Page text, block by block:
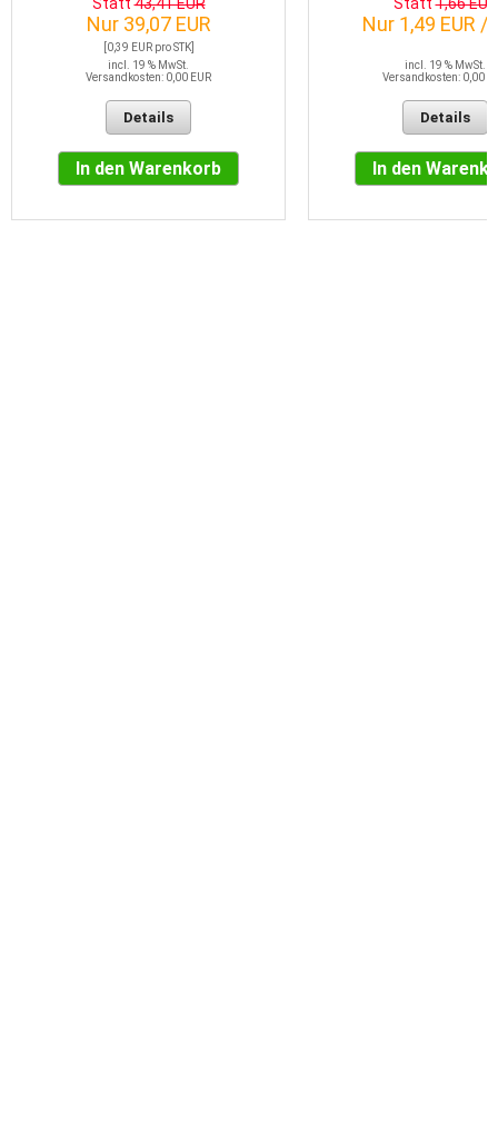
Nur 39,07 EUR
[0,39 EUR pro STK]
incl. 19 % MwSt.
Versandkosten: 0,00 EUR
Details
In den Warenkorb
Nur 1,49 EUR /
incl. 19 % MwSt.
Versandkosten: 0,00
Details
In den